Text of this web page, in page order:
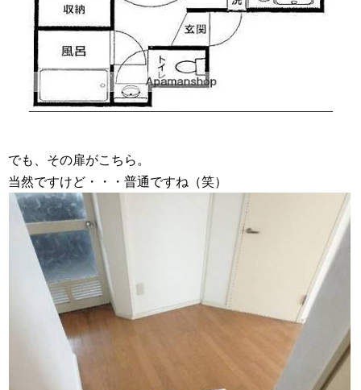
でも、その扉がこちら。
当然ですけど・・・普通ですね（笑）